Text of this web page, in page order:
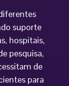
suporte
hospitais,
pesquisa,
de
para